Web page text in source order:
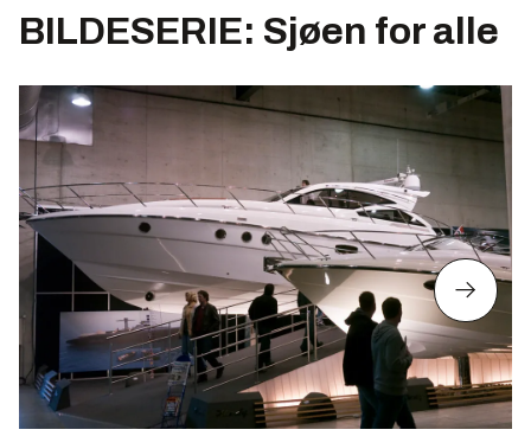
BILDESERIE: Sjøen for alle